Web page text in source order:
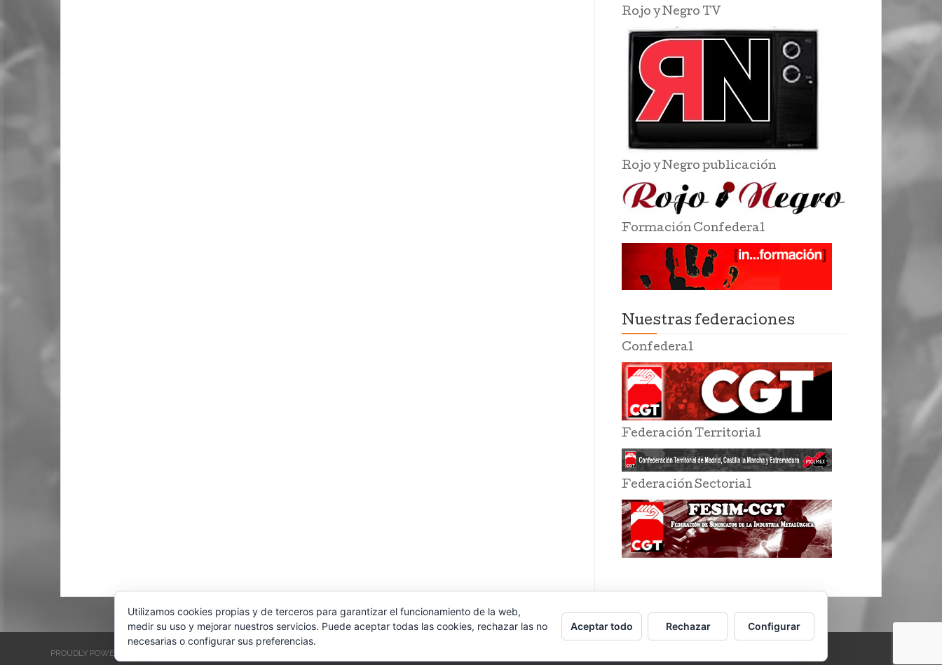
Rojo y Negro TV
Rojo y Negro publicación
Formación Confederal
Nuestras federaciones
Confederal
Federación Territorial
Federación Sectorial
PROUDLY POWERED BY WORDPRESS
Utilizamos cookies propias y de terceros para garantizar el funcionamiento de la web,
medir su uso y mejorar nuestros servicios. Puede aceptar todas las cookies, rechazar las no
necesarias o configurar sus preferencias.
Aceptar todo Rechazar Configurar